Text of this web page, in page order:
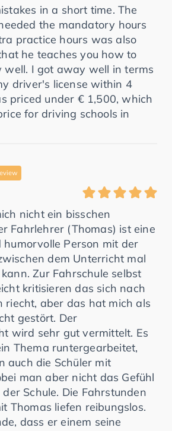
in a short time. The
the mandatory hours
practice hours was also
he teaches you how to
well. I got away well in terms
driver's license within 4
priced under € 1,500, which
for driving schools in
nicht ein bisschen
Fahrlehrer (Thomas) ist eine
humorvolle Person mit der
dem Unterricht mal
Zur Fahrschule selbst
kritisieren das sich nach
riecht, aber das hat mich als
gestört. Der
wird sehr gut vermittelt. Es
Thema runtergearbeitet,
auch die Schüler mit
man aber nicht das Gefühl
Schule. Die Fahrstunden
Thomas liefen reibungslos.
dass er einem seine